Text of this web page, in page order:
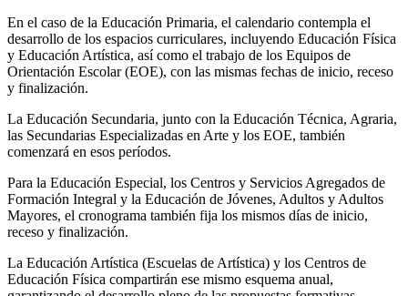
En el caso de la Educación Primaria, el calendario contempla el
desarrollo de los espacios curriculares, incluyendo Educación Física
y Educación Artística, así como el trabajo de los Equipos de
Orientación Escolar (EOE), con las mismas fechas de inicio, receso
y finalización.
La Educación Secundaria, junto con la Educación Técnica, Agraria,
las Secundarias Especializadas en Arte y los EOE, también
comenzará en esos períodos.
Para la Educación Especial, los Centros y Servicios Agregados de
Formación Integral y la Educación de Jóvenes, Adultos y Adultos
Mayores, el cronograma también fija los mismos días de inicio,
receso y finalización.
La Educación Artística (Escuelas de Artística) y los Centros de
Educación Física compartirán ese mismo esquema anual,